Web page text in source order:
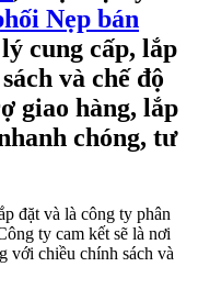
Nẹp bán
cung cấp, lắp
và chế độ
giao hàng, lắp
chóng, tư
đặt và là công ty phân
ty cam kết sẽ là nơi
với chiều chính sách và